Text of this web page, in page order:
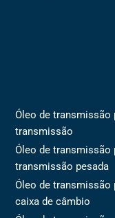
Óleo de transmissão
transmissão
Óleo de transmissão
transmissão pesada
Óleo de transmissão
caixa de câmbio